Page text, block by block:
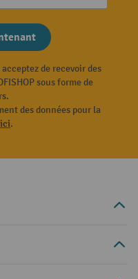
de recevoir des
sous forme de
des données pour la
ici.